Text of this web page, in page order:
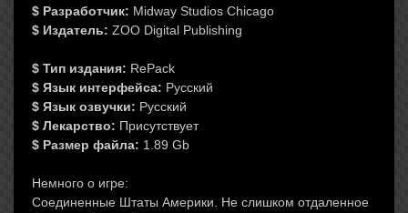
$ Разработчик: Midway Studios Chicago
$ Издатель: ZOO Digital Publishing
$ Тип издания: RePack
$ Язык интерфейса: Русский
$ Язык озвучки: Русский
$ Лекарство: Присутствует
$ Размер файла: 1.89 Gb
Немного о игре:
Соединенные Штаты Америки. Не слишком отдаленное